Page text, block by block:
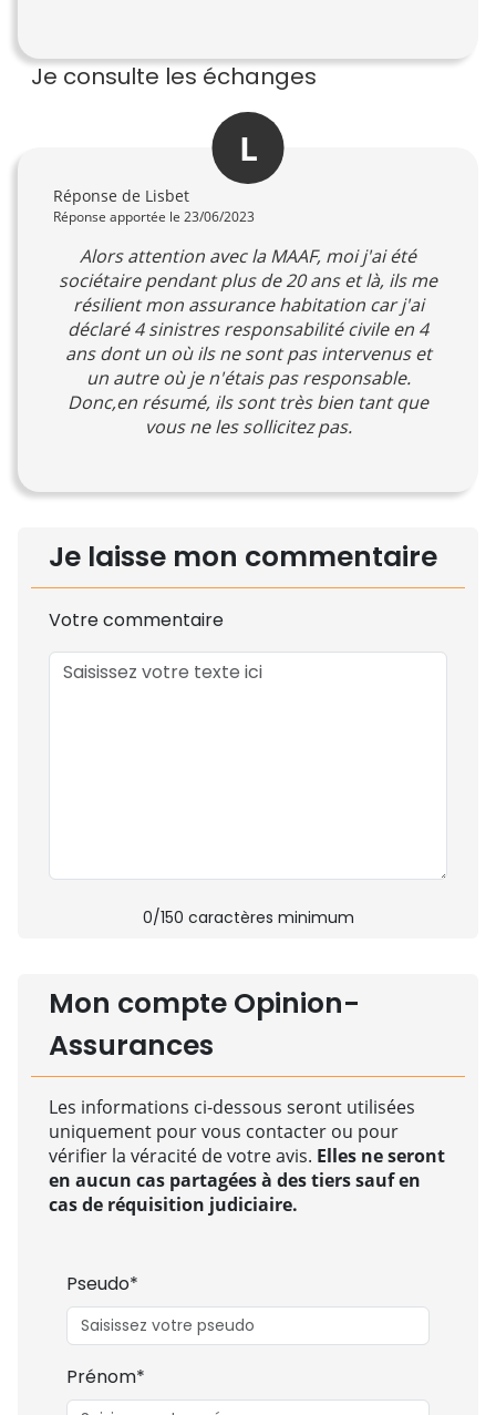
Je consulte les échanges
L
Réponse de Lisbet
Réponse apportée le 23/06/2023
Alors attention avec la MAAF, moi j'ai été
sociétaire pendant plus de 20 ans et là, ils me
résilient mon assurance habitation car j'ai
déclaré 4 sinistres responsabilité civile en 4
ans dont un où ils ne sont pas intervenus et
un autre où je n'étais pas responsable.
Donc,en résumé, ils sont très bien tant que
vous ne les sollicitez pas.
Je laisse mon commentaire
Votre commentaire
0/150 caractères minimum
Mon compte Opinion-
Assurances
Les informations ci-dessous seront utilisées
uniquement pour vous contacter ou pour
vérifier la véracité de votre avis. Elles ne seront
en aucun cas partagées à des tiers sauf en
cas de réquisition judiciaire.
Pseudo*
Prénom*